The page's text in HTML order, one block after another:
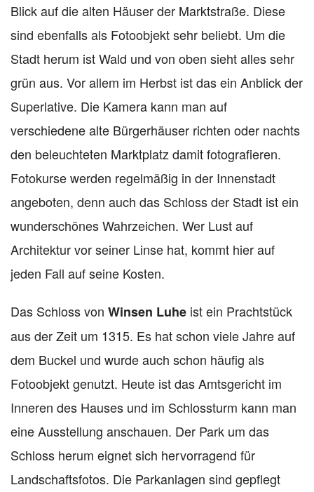
Blick auf die alten Häuser der Marktstraße. Diese
sind ebenfalls als Fotoobjekt sehr beliebt. Um die
Stadt herum ist Wald und von oben sieht alles sehr
grün aus. Vor allem im Herbst ist das ein Anblick der
Superlative. Die Kamera kann man auf
verschiedene alte Bürgerhäuser richten oder nachts
den beleuchteten Marktplatz damit fotografieren.
Fotokurse werden regelmäßig in der Innenstadt
angeboten, denn auch das Schloss der Stadt ist ein
wunderschönes Wahrzeichen. Wer Lust auf
Architektur vor seiner Linse hat, kommt hier auf
jeden Fall auf seine Kosten.
Das Schloss von Winsen Luhe ist ein Prachtstück
aus der Zeit um 1315. Es hat schon viele Jahre auf
dem Buckel und wurde auch schon häufig als
Fotoobjekt genutzt. Heute ist das Amtsgericht im
Inneren des Hauses und im Schlossturm kann man
eine Ausstellung anschauen. Der Park um das
Schloss herum eignet sich hervorragend für
Landschaftsfotos. Die Parkanlagen sind gepflegt